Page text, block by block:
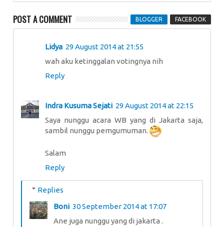
POST A COMMENT BLOGGER FACEBOOK
Lidya 29 August 2014 at 21:55
wah aku ketinggalan votingnya nih
Reply
Indra Kusuma Sejati 29 August 2014 at 22:15
Saya nunggu acara WB yang di Jakarta saja,
sambil nunggu pemgumuman.
Salam
Reply
Replies
Boni 30 September 2014 at 17:07
Ane juga nunggu yang di jakarta .